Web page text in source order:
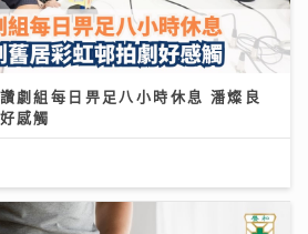
劇組每日畀足八小時休息 潘燦良
感觸